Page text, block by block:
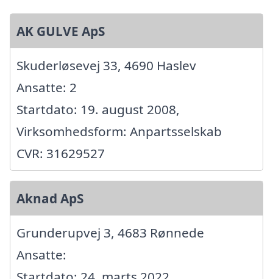
AK GULVE ApS
Skuderløsevej 33, 4690 Haslev
Ansatte: 2
Startdato: 19. august 2008,
Virksomhedsform: Anpartsselskab
CVR: 31629527
Aknad ApS
Grunderupvej 3, 4683 Rønnede
Ansatte: